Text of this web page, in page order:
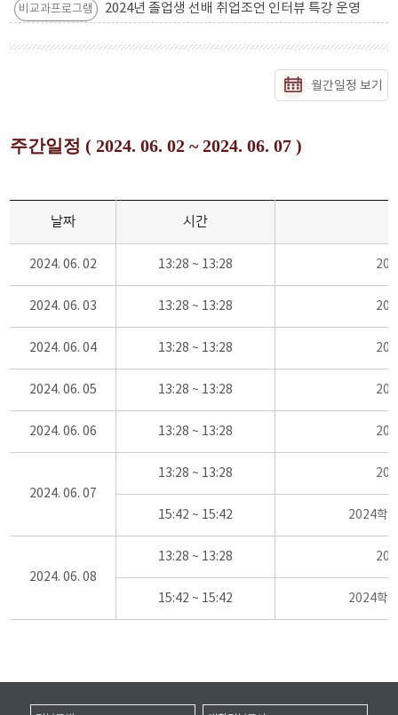
비교과프로그램 2024년 졸업생 선배 취업조언 인터뷰 특강 운영
월간일정 보기
주간일정 ( 2024. 06. 02 ~ 2024. 06. 07 )
날짜 시간
2024. 06. 02 13:28 ~ 13:28
2024. 06. 03 13:28 ~ 13:28
2024. 06. 04 13:28 ~ 13:28
2024. 06. 05 13:28 ~ 13:28
2024. 06. 06 13:28 ~ 13:28
2024. 06. 07
13:28 ~ 13:28
15:42 ~ 15:42 2024학
2024. 06. 08
13:28 ~ 13:28
15:42 ~ 15:42 2024학